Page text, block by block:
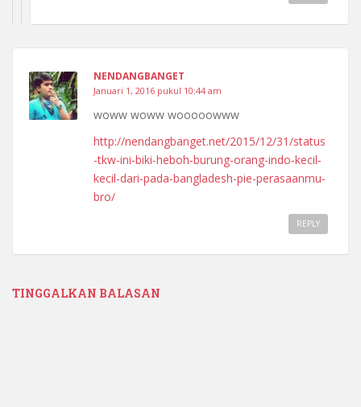
NENDANGBANGET
Januari 1, 2016 pukul 10:44 am
woww woww wooooowww
http://nendangbanget.net/2015/12/31/status
-tkw-ini-biki-heboh-burung-orang-indo-kecil-
kecil-dari-pada-bangladesh-pie-perasaanmu-
bro/
REPLY
TINGGALKAN BALASAN